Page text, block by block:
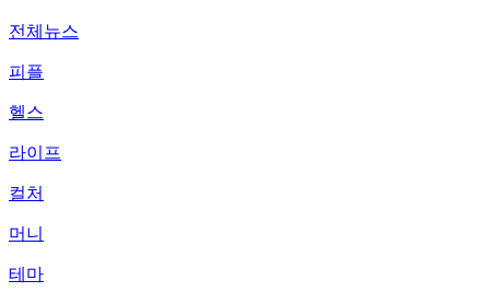
전체뉴스
피플
헬스
라이프
컬처
머니
테마